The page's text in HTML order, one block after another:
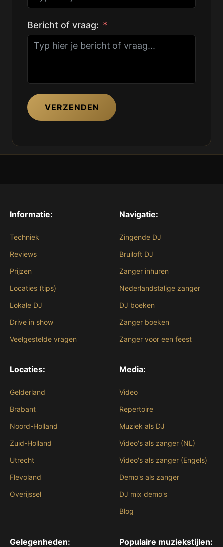
Bericht of vraag:
VERZENDEN
Informatie:
Techniek
Reviews
Prijzen
Locaties (tips)
Lokale DJ
Drive in show
Veelgestelde vragen
Navigatie:
Zingende DJ
Bruiloft DJ
Zanger inhuren
Nederlandstalige zanger
DJ boeken
Zanger boeken
Zanger voor een feest
Locaties:
Gelderland
Brabant
Noord-Holland
Zuid-Holland
Utrecht
Flevoland
Overijssel
Media:
Video
Repertoire
Muziek als DJ
Video's als zanger (NL)
Video's als zanger (Engels)
Demo's als zanger
DJ mix demo's
Blog
Gelegenheden: Populaire muziekstijlen: